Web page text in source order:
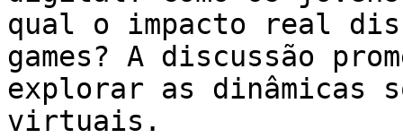
qual o impacto real
games? A discussão
explorar as dinâmicas
virtuais.